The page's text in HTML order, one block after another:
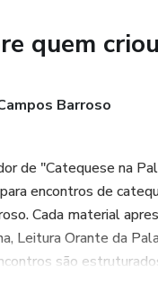
quem
Barroso
de "Catequese na
encontros de
Cada material
Leitura Orante da
são